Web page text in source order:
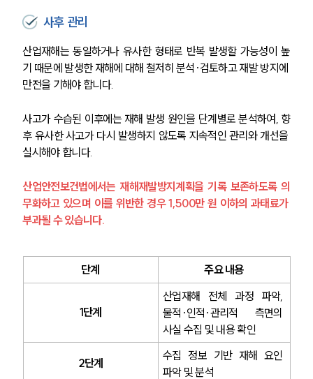
그룹소개
대륜의 강점
고객의 소리
통합검색
AI대륜
주요 업무사례
사례분석/최신동향
법률정보
법률지식인
고객후기
사후 관리
산업재해는 동일하거나 유사한 형태로 반복 발생할 가능성이 높
기 때문에 발생한 재해에 대해 철저히 분석·검토하고 재발 방지에
만전을 기해야 합니다.
사고가 수습된 이후에는 재해 발생 원인을 단계별로 분석하여, 향
후 유사한 사고가 다시 발생하지 않도록 지속적인 관리와 개선을
실시해야 합니다.
산업안전보건법에서는 재해재발방지계획을 기록 보존하도록 의
무화하고 있으며 이를 위반한 경우 1,500만 원 이하의 과태료가
부과될 수 있습니다.
단계 주요 내용
1단계
산업재해 전체 과정 파악,
물적·인적·관리적 측면의
사실 수집 및 내용 확인
2단계
수집 정보 기반 재해 요인
파악 및 분석